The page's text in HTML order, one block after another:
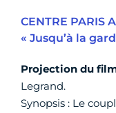
CENTRE PARIS
« Jusqu’à la
Projection du
Legrand.
Synopsis : Le